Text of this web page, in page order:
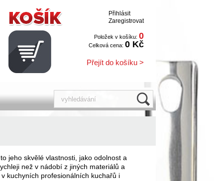
Přihlásit
Zaregistrovat
Položek v košíku: 0
Celková cena: 0 Kč
Přejít do košíku >
jeho skvělé vlastnosti, jako odolnost a
než v nádobí z jiných materiálů a
kuchyních profesionálních kuchařů i